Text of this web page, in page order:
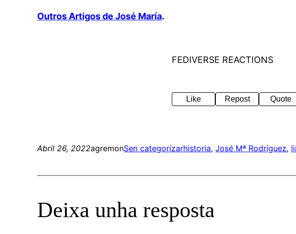
Outros Artigos de José María.
FEDIVERSE REACTIONS
Like Repost Quote
Abril 26, 2022agremonSen categorizarhistoria, José Mª Rodríguez,
Deixa unha resposta